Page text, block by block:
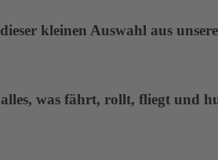
kleinen Auswahl aus
was fährt, rollt, fliegt und